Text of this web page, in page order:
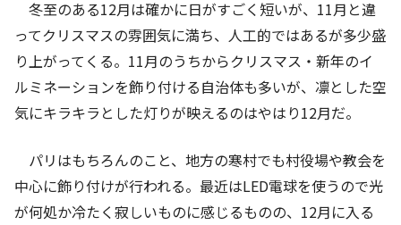
冬至のある12月は確かに日がすごく短いが、 11月と違
ってクリスマスの雰囲気に満ち、人工的ではあるが多少盛
り上がってくる。 11月のうちからクリスマス・新年のイ
ルミネーションを飾り付ける自治体も多いが、凛とした空
気にキラキラとした灯りが映えるのはやはり12月だ。
パリはもちろんのこと、地方の寒村でも村役場や教会を
中心に飾り付けが行われる。最近はLED電球を使うので光
が何処か冷たく寂しいものに感じるものの、 12月に入る